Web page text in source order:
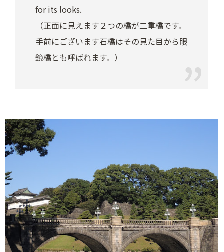
for its looks.
（正面に見えます２つの橋が二重橋です。
手前にございます石橋はその見た目から眼
鏡橋とも呼ばれます。）